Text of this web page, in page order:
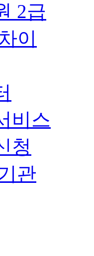
2급
이
비스
청
관